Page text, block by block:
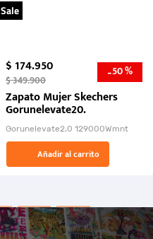
Sale
$174.950
$349.900 -50 %
Zapato Mujer Skechers
Gorunelevate20.
Gorunelevate2.0 129000Wmnt
Añadir al carrito